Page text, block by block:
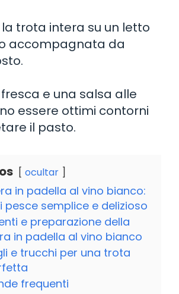
la trota intera su un letto
accompagnata da
fresca e una salsa alle
essere ottimi contorni
il pasto.
ocultar
in padella al vino bianco:
pesce semplice e delizioso
e preparazione della
in padella al vino bianco
e trucchi per una trota
frequenti